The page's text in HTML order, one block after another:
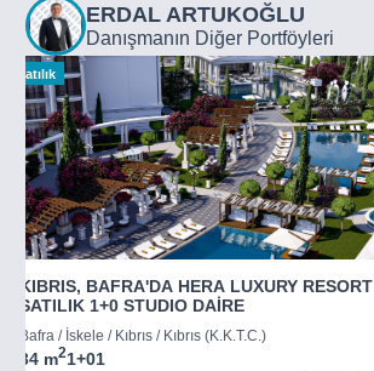
ERDAL ARTUKOĞLU
Danışmanın Diğer Portföyleri
Satılık
KIBRIS, BAFRA'DA HERA LUXURY RESORT
SATILIK 1+0 STUDIO DAİRE
Bafra / İskele / Kıbrıs / Kıbrıs (K.K.T.C.)
34 m21+01